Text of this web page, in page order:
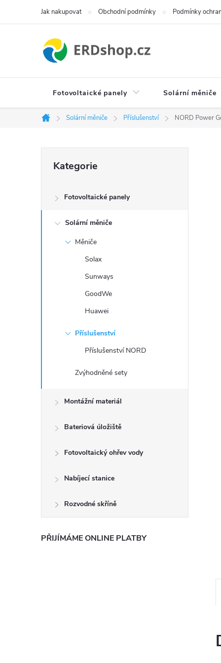
Jak nakupovat Obchodní podmínky Podmínky
Fotovoltaické panely Solární měniče
Domů
Solární měniče Příslušenství NORD Power
s
kategorie
Kategorie
Fotovoltaické panely
Solární měniče
Měniče
Solax
Sunways
GoodWe
Huawei
Příslušenství
Příslušenství NORD
Zvýhodněné sety
Montážní materiál
Bateriová úložiště
Fotovoltaický ohřev vody
Nabíjecí stanice
Rozvodné skříně
PŘIJÍMÁME ONLINE PLATBY